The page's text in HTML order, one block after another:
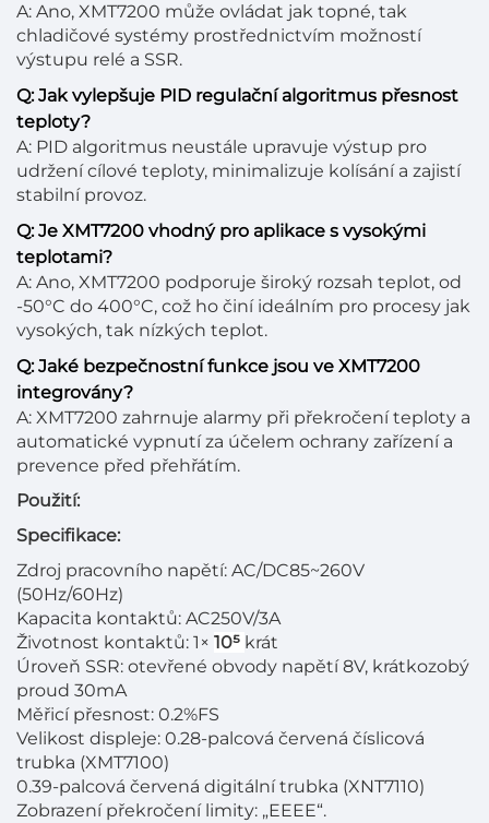
A: Ano, XMT7200 může ovládat jak topné, tak
chladičové systémy prostřednictvím možností
výstupu relé a SSR.
Q: Jak vylepšuje PID regulační algoritmus přesnost
teploty?
A: PID algoritmus neustále upravuje výstup pro
udržení cílové teploty, minimalizuje kolísání a zajistí
stabilní provoz.
Q: Je XMT7200 vhodný pro aplikace s vysokými
teplotami?
A: Ano, XMT7200 podporuje široký rozsah teplot, od
-50°C do 400°C, což ho činí ideálním pro procesy jak
vysokých, tak nízkých teplot.
Q: Jaké bezpečnostní funkce jsou ve XMT7200
integrovány?
A: XMT7200 zahrnuje alarmy při překročení teploty a
automatické vypnutí za účelem ochrany zařízení a
prevence před přehřátím.
Použití:
Specifikace:
Zdroj pracovního napětí: AC/DC85~260V
(50Hz/60Hz)
Kapacita kontaktů: AC250V/3A
Životnost kontaktů: 1× 10⁵ krát
Úroveň SSR: otevřené obvody napětí 8V, krátkozobý
proud 30mA
Měřicí přesnost: 0.2%FS
Velikost displeje: 0.28-palcová červená číslicová
trubka (XMT7100)
0.39-palcová červená digitální trubka (XNT7110)
Zobrazení překročení limity: „EEEE“.